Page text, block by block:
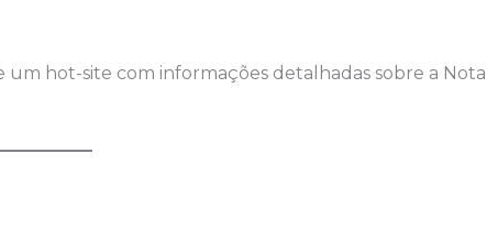
hot-site com informações detalhadas sobre a Nota